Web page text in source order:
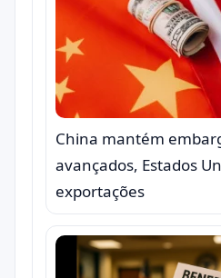
China mantém
avançados, Estados
exportações